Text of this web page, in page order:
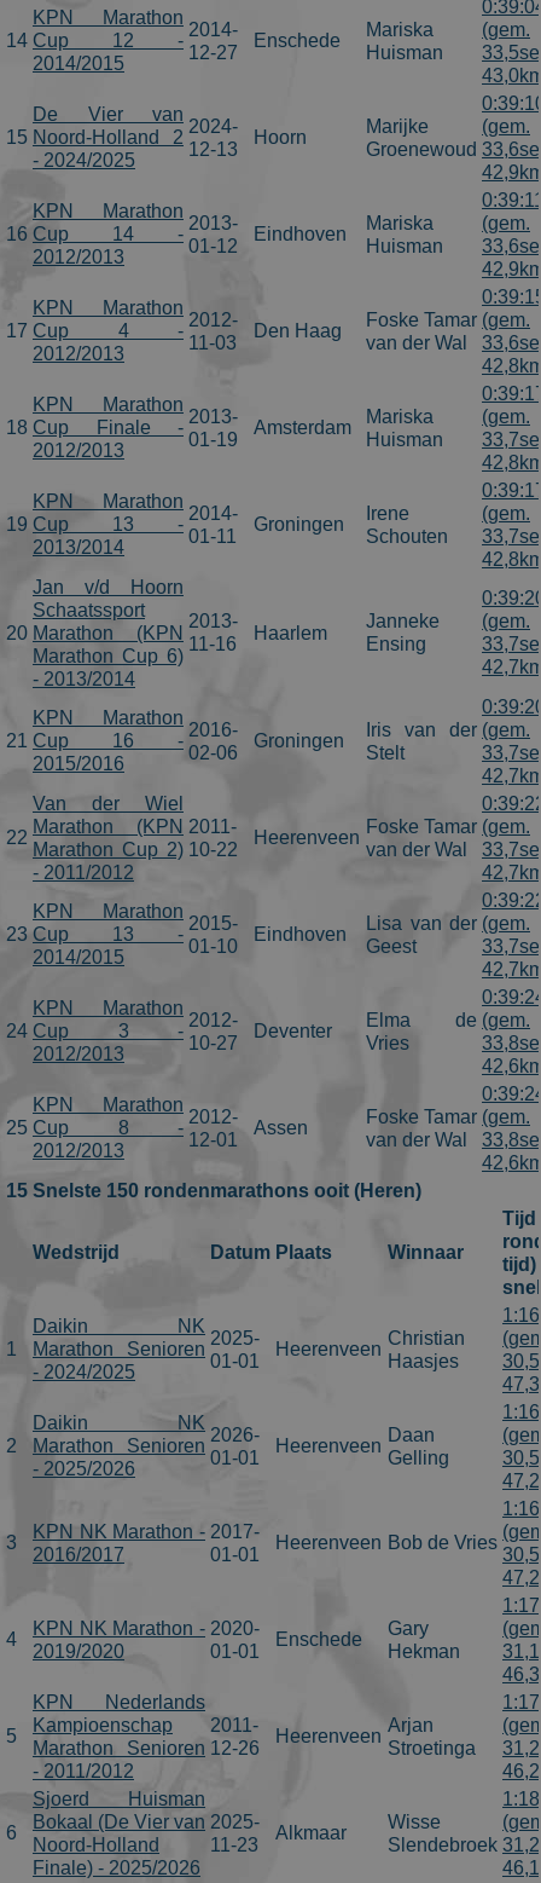
14
KPN Marathon
Cup 12 -
2014/2015
2014-
12-27
Enschede
Mariska
Huisman
(gem.
15
De Vier van
Noord-Holland 2
- 2024/2025
2024-
12-13
Hoorn
Marijke
Groenewoud
(gem.
16
KPN Marathon
Cup 14 -
2012/2013
2013-
01-12
Eindhoven
Mariska
Huisman
(gem.
17
KPN Marathon
Cup 4 -
2012/2013
2012-
11-03
Den Haag
Foske Tamar
van der Wal
(gem.
18
KPN Marathon
Cup Finale -
2012/2013
2013-
01-19
Amsterdam
Mariska
Huisman
(gem.
19
KPN Marathon
Cup 13 -
2013/2014
2014-
01-11
Groningen
Irene
Schouten
(gem.
20
Jan v/d Hoorn
Schaatssport
Marathon (KPN
Marathon Cup 6)
- 2013/2014
2013-
11-16
Haarlem
Janneke
Ensing
(gem.
21
KPN Marathon
Cup 16 -
2015/2016
2016-
02-06
Groningen
Iris van der
Stelt
(gem.
22
Van der Wiel
Marathon (KPN
Marathon Cup 2)
- 2011/2012
2011-
10-22
Heerenveen
Foske Tamar
van der Wal
(gem.
23
KPN Marathon
Cup 13 -
2014/2015
2015-
01-10
Eindhoven
Lisa van der
Geest
(gem.
24
KPN Marathon
Cup 3 -
2012/2013
2012-
10-27
Deventer
Elma de
Vries
(gem.
25
KPN Marathon
Cup 8 -
2012/2013
2012-
12-01
Assen
Foske Tamar
van der Wal
(gem.
15 Snelste 150 rondenmarathons ooit (Heren)
Wedstrijd Datum Plaats Winnaar
Tijd
1
Daikin NK
Marathon Senioren
- 2024/2025
2025-
01-01
Heerenveen
Christian
Haasjes
2
Daikin NK
Marathon Senioren
- 2025/2026
2026-
01-01
Heerenveen
Daan
Gelling
3
KPN NK Marathon -
2016/2017
2017-
01-01
Heerenveen Bob de Vries
4
KPN NK Marathon -
2019/2020
2020-
01-01
Enschede
Gary
Hekman
5
KPN Nederlands
Kampioenschap
Marathon Senioren
- 2011/2012
2011-
12-26
Heerenveen
Arjan
Stroetinga
6
Sjoerd Huisman
Bokaal (De Vier van
Noord-Holland
Finale) - 2025/2026
2025-
11-23
Alkmaar
Wisse
Slendebroek
campaign
data for the
sites
reports. By
default it is
set to expire
after 2 years,
although
this is
customisable
by website
owners.
_gid
Google LLC
1 dag
This cookie
name is
asssociated
with Google
Universal
Analytics.
This appears
to be a new
cookie and
of Spring
2017 no
information
is available
from Google.
It appears to
store and
update a
unique value
for each
visited.
_ga_FJW480MXR8
maand
This cookie is
used by
Google
Analytics to
persist
session state.
Naam Vervaldatum
_gat_gtag_UA_2799470_1 .schaatspeloton.nl 55 seconden